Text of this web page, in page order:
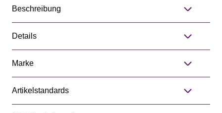
Beschreibung
Details
Marke
Artikelstandards